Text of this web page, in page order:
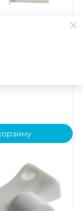
с дюбелем
БПЛ013